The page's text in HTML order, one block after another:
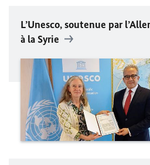
L’Unesco, soutenue par
à la Syrie